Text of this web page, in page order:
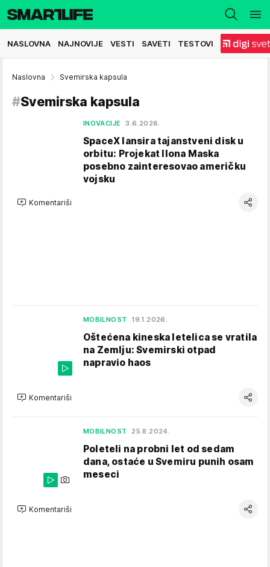
NASLOVNA NAJNOVIJE VESTI SAVETI TESTOVI
Naslovna Svemirska kapsula
#Svemirska kapsula
INOVACIJE 3.6.2026.
SpaceX lansira tajanstveni disk u
orbitu: Projekat Ilona Maska
posebno zainteresovao američku
vojsku
Komentariši
MOBILNOST 19.1.2026.
Oštećena kineska letelica se vratila
na Zemlju: Svemirski otpad
napravio haos
Komentariši
MOBILNOST 25.8.2024.
Poleteli na probni let od sedam
dana, ostaće u Svemiru punih osam
meseci
Komentariši